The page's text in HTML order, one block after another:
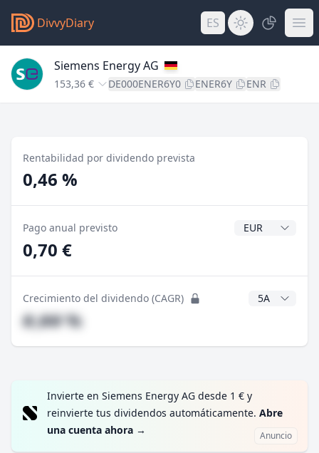
DivvyDiary ES
Siemens Energy AG
153,36 € DE000ENER6Y0 ENER6Y ENR
Rentabilidad por dividendo prevista
0,46 %
Pago anual previsto Divisa del
0,70 €
Crecimiento del dividendo (CAGR) Años CAGR
#,## %
Invierte en Siemens Energy AG desde 1 € y
reinvierte tus dividendos automáticamente. Abre
una cuenta ahora → Anuncio